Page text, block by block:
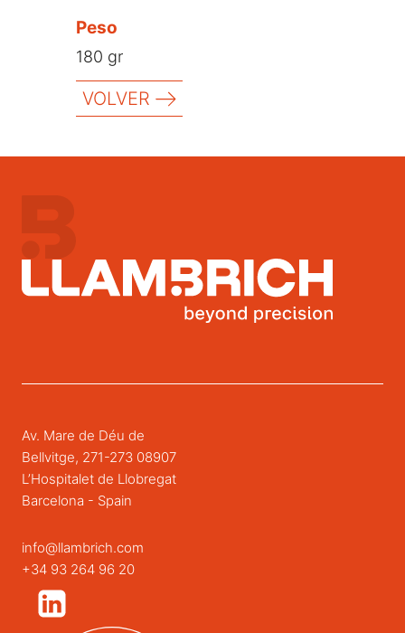
Peso
180 gr
VOLVER
Av. Mare de Déu de
Bellvitge, 271-273 08907
L’Hospitalet de Llobregat
Barcelona - Spain
info@llambrich.com
+34 93 264 96 20